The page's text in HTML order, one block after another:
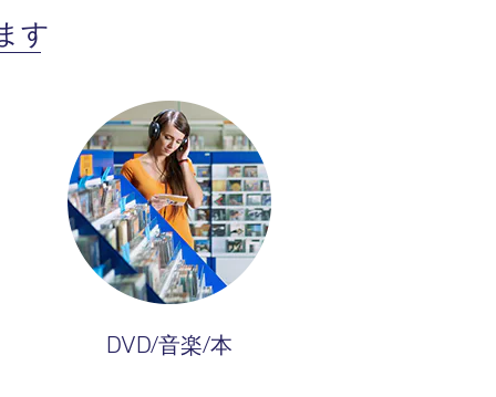
す
DVD/音楽/本